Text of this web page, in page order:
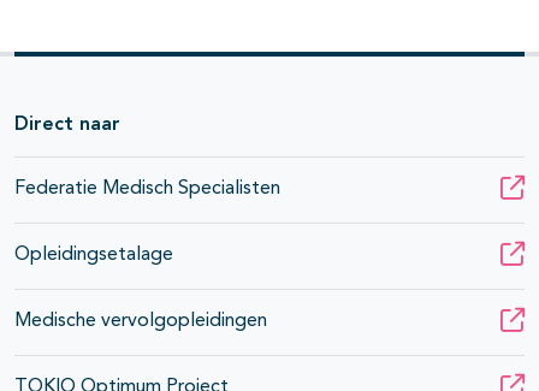
Direct naar
Federatie Medisch Specialisten
Opleidingsetalage
Medische vervolgopleidingen